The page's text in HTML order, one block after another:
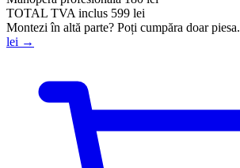
TOTAL TVA inclus 599 lei
Montezi în altă parte? Poți cumpăra doar piesa.
lei →